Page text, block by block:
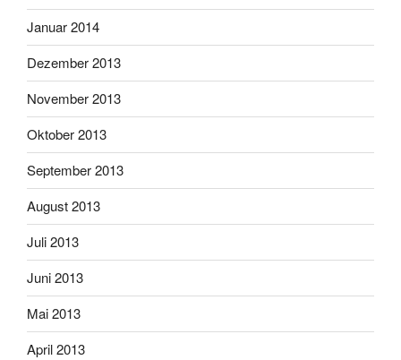
Januar 2014
Dezember 2013
November 2013
Oktober 2013
September 2013
August 2013
Juli 2013
Juni 2013
Mai 2013
April 2013